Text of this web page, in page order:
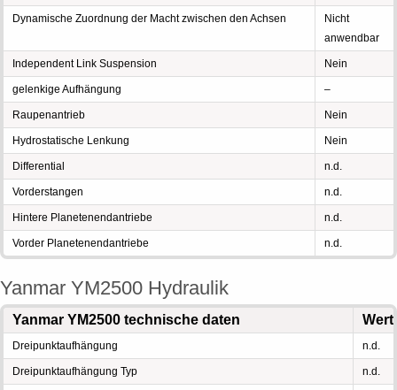
Dynamische Zuordnung der Macht zwischen den Achsen
Nicht
anwendbar
Independent Link Suspension Nein
gelenkige Aufhängung –
Raupenantrieb Nein
Hydrostatische Lenkung Nein
Differential n.d.
Vorderstangen n.d.
Hintere Planetenendantriebe n.d.
Vorder Planetenendantriebe n.d.
Yanmar YM2500 Hydraulik
Yanmar YM2500 technische daten Wert
Dreipunktaufhängung n.d.
Dreipunktaufhängung Typ n.d.